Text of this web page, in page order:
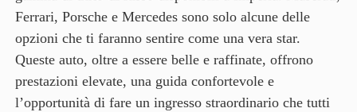
Ferrari, Porsche e Mercedes sono solo alcune delle
opzioni che ti faranno sentire come una vera star.
Queste auto, oltre a essere belle e raffinate, offrono
prestazioni elevate, una guida confortevole e
l’opportunità di fare un ingresso straordinario che tutti